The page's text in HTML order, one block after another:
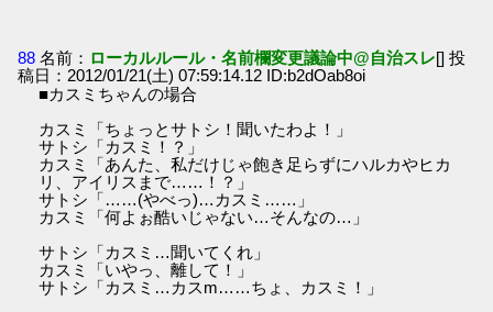
88 名前： ローカルルール・名前欄変更議論中@自治スレ[] 投
稿日：2012/01/21(土) 07:59:14.12 ID:b2dOab8oi
■カスミちゃんの場合
カスミ「ちょっとサトシ！聞いたわよ！」
サトシ「カスミ！？」
カスミ「あんた、私だけじゃ飽き足らずにハルカやヒカ
リ、アイリスまで……！？」
サトシ「……(やべっ)…カスミ……」
カスミ「何よぉ酷いじゃない…そんなの…」
サトシ「カスミ…聞いてくれ」
カスミ「いやっ、離して！」
サトシ「カスミ…カスm……ちょ、カスミ！」